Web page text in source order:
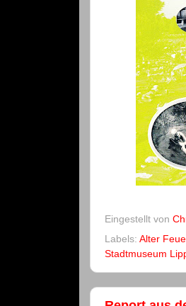
Eingestellt von
Labels: Alter
Stadtmuseum